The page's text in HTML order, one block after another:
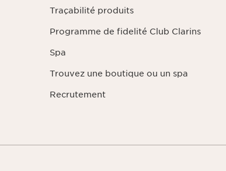
Traçabilité produits
Programme de fidelité Club Clarins
Spa
Trouvez une boutique ou un spa
Recrutement